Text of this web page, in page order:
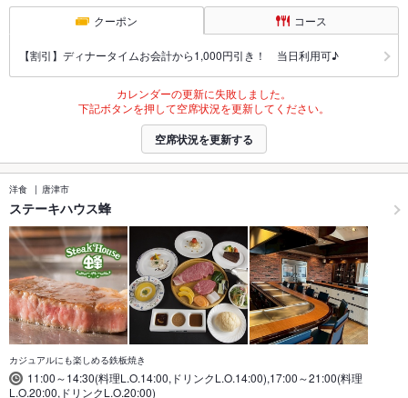
クーポン コース
【割引】ディナータイムお会計から1,000円引き！ 当日利用可♪
カレンダーの更新に失敗しました。
下記ボタンを押して空席状況を更新してください。
空席状況を更新する
洋食 唐津市
ステーキハウス蜂
カジュアルにも楽しめる鉄板焼き
11:00～14:30(料理L.O.14:00,ドリンクL.O.14:00),17:00～21:00(料理
L.O.20:00,ドリンクL.O.20:00)